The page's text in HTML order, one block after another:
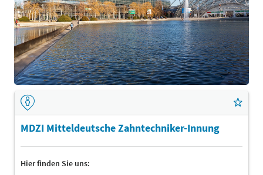
MDZI Mitteldeutsche Zahntechniker-Innung
Hier finden Sie uns: